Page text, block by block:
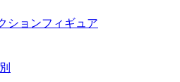
ションフィギュア